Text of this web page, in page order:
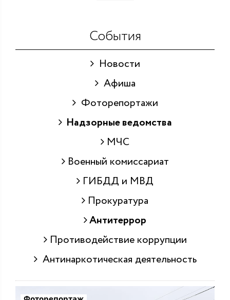
События
Новости
Афиша
Фоторепортажи
Надзорные ведомства
МЧС
Военный комиссариат
ГИБДД и МВД
Прокуратура
Антитеррор
Противодействие коррупции
Антинаркотическая деятельность